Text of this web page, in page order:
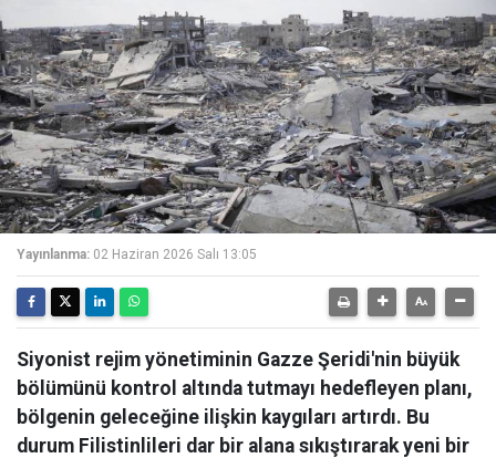
Yayınlanma: 02 Haziran 2026 Salı 13:05
Siyonist rejim yönetiminin Gazze Şeridi'nin büyük
bölümünü kontrol altında tutmayı hedefleyen planı,
bölgenin geleceğine ilişkin kaygıları artırdı. Bu
durum Filistinlileri dar bir alana sıkıştırarak yeni bir